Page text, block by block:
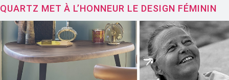
CASSINA
CATELLANI AND SMITH
CATTELANI AND SMITH
CINNA
CLASSICON
QUARTZ MET À L’HONNEUR LE DESIGN FÉMININ